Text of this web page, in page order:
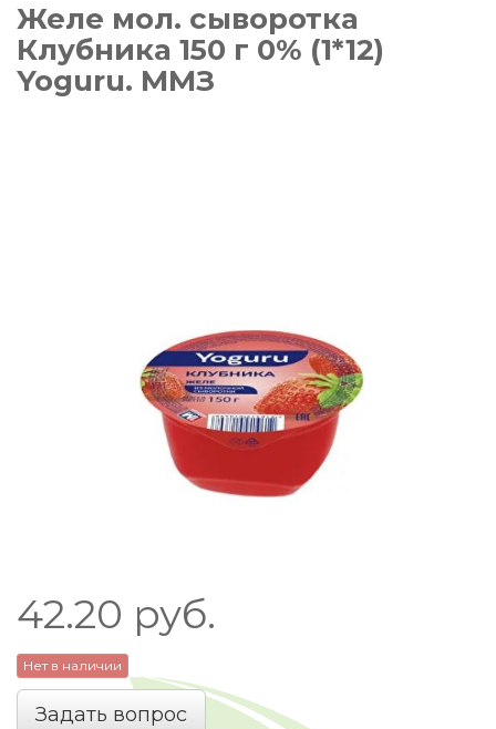
Желе мол. сыворотка
Клубника 150 г 0% (1*12)
Yoguru. ММЗ
42.20 руб.
Нет в наличии
Задать вопрос